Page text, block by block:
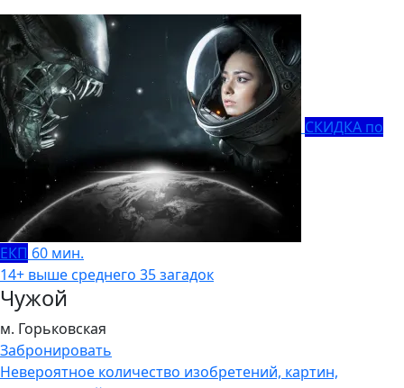
СКИДКА по
ЕКП 60 мин.
14+ выше среднего 35 загадок
Чужой
м. Горьковская
Забронировать
Невероятное количество изобретений, картин,